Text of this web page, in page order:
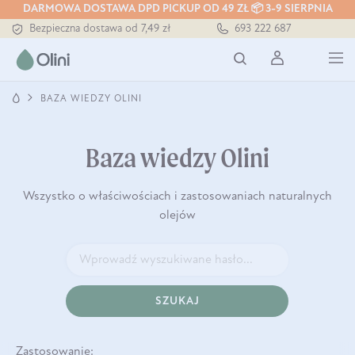
DARMOWA DOSTAWA DPD PICKUP OD 49 ZŁ 📦 3-9 SIERPNIA
Bezpieczna dostawa od 7,49 zł
Darmowa dostawa od 199 zł
Tłoczony zawsze na zimno
693 222 687
BAZA WIEDZY OLINI
Baza wiedzy Olini
Wszystko o właściwościach i zastosowaniach naturalnych
olejów
SZUKAJ
Zastosowanie: